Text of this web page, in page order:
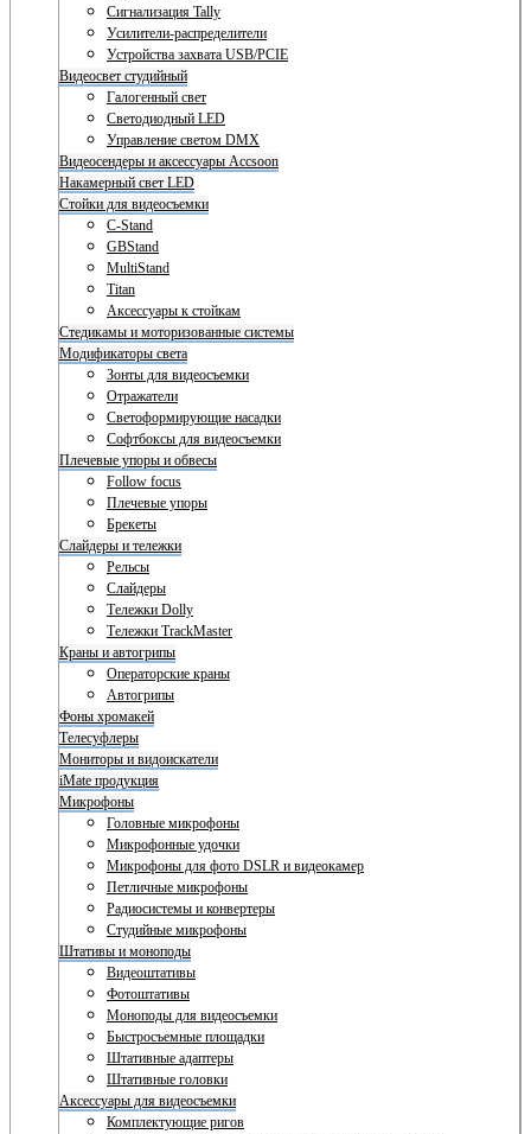
Сигнализация Tally
Усилители-распределители
Устройства захвата USB/PCIE
Видеосвет студийный
Галогенный свет
Светодиодный LED
Управление светом DMX
Видеосендеры и аксессуары Accsoon
Накамерный свет LED
Стойки для видеосъемки
C-Stand
GBStand
MultiStand
Titan
Аксессуары к стойкам
Стедикамы и моторизованные системы
Модификаторы света
Зонты для видеосъемки
Отражатели
Светоформирующие насадки
Софтбоксы для видеосъемки
Плечевые упоры и обвесы
Follow focus
Плечевые упоры
Брекеты
Слайдеры и тележки
Рельсы
Слайдеры
Тележки Dolly
Тележки TrackMaster
Краны и автогрипы
Операторские краны
Автогрипы
Фоны хромакей
Телесуфлеры
Мониторы и видоискатели
iMate продукция
Микрофоны
Головные микрофоны
Микрофонные удочки
Микрофоны для фото DSLR и видеокамер
Петличные микрофоны
Радиосистемы и конвертеры
Студийные микрофоны
Штативы и моноподы
Видеоштативы
Фотоштативы
Моноподы для видеосъемки
Быстросъемные площадки
Штативные адаптеры
Штативные головки
Аксессуары для видеосъемки
Комплектующие ригов